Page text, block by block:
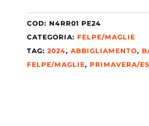
COD: N4RR01 PE24
CATEGORIA: FELPE/MAGLIE
TAG: 2024, ABBIGLIAMENTO,
FELPE/MAGLIE, PRIMAVERA/